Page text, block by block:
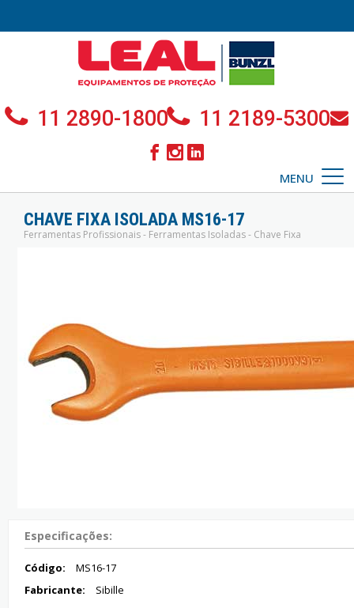
11 2890-1800 11 2189-5300
MENU
CHAVE FIXA ISOLADA MS16-17
Ferramentas Profissionais - Ferramentas Isoladas - Chave Fixa
Especificações:
Código:
MS16-17
Fabricante:
Sibille